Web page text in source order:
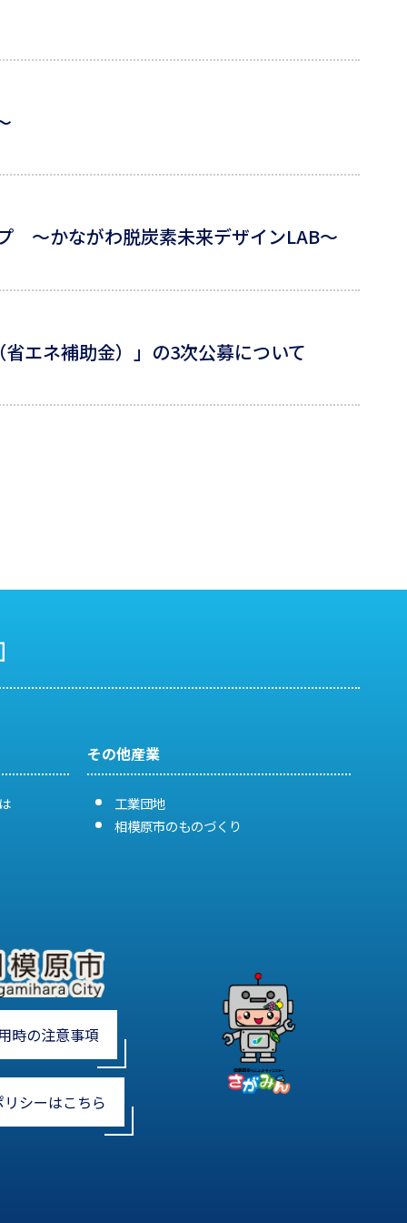
～かながわ脱炭素未来デザインLAB～
エネ補助金）」の3次公募について
その他産業
工業団地
相模原市のものづくり
時の注意事項
シーはこちら